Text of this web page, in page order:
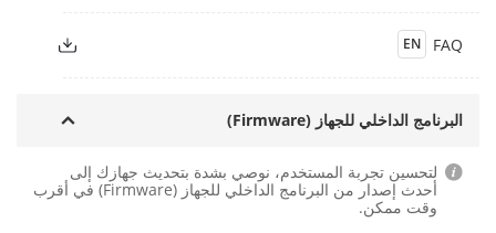
FAQ
EN
البرنامج الداخلي للجهاز (Firmware)
لتحسين تجربة المستخدم، نوصي بشدة بتحديث جهازك إلى
أحدث إصدار من البرنامج الداخلي للجهاز (Firmware) في أقرب
وقت ممكن.